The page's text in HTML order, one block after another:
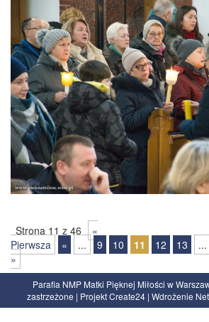
Strona 11 z 46
«
Pierwsza
« ... 9 10 11 12 13 ...
»
Parafia NMP Matki Pięknej Miłości w
zastrzeżone | ProjektCreate24 | Wdrożenie